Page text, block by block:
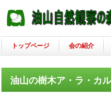
油山の樹木ア・ラ・カ
トップページ 会の紹介